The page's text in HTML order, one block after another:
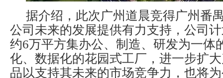
据介绍，此次广州道晨竞得广州番
公司未来的发展提供有力支持，公司
约6万平方集办公、制造、研发为一体
化、数据化的花园式工厂，进一步扩
品以支持其未来的市场竞争力，也将